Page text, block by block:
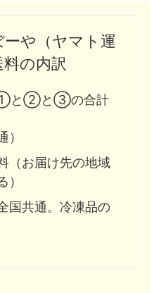
や（ヤマト運
の内訳
と②と③の合計
（お届け先の地域
国共通。冷凍品の